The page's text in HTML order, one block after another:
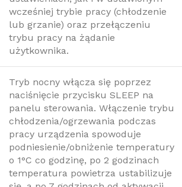
wcześniej trybie pracy (chłodzenie
lub grzanie) oraz przełączeniu
trybu pracy na żądanie
użytkownika.
Tryb nocny włącza się poprzez
naciśnięcie przycisku SLEEP na
panelu sterowania. Włączenie trybu
chłodzenia/ogrzewania podczas
pracy urządzenia spowoduje
podniesienie/obniżenie temperatury
o 1°C co godzinę, po 2 godzinach
temperatura powietrza ustabilizuje